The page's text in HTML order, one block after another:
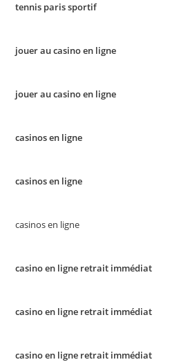
tennis paris sportif
jouer au casino en ligne
jouer au casino en ligne
casinos en ligne
casinos en ligne
casinos en ligne
casino en ligne retrait immédiat
casino en ligne retrait immédiat
casino en ligne retrait immédiat